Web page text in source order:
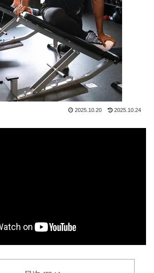
ランスで山火事が拡大し消防士が消火活
る夫はパーティーを追放され復讐に生きる
返し？ ざまぁ？ 人として幸せに生きるこ
讐しますが、何か？～ その3
の村上宗隆 vs 韓国のイ・ジョンフ」
】
人が『日本の地下鉄は複雑すぎる』と感じ
かいた‥」
爆投下は完全に余分だったな」「原爆よ
日本の主張が正しい…」米国に対する日本
明に海外ネチズンが大騒ぎ！【海外の反
2025.10.20 2025.10.24